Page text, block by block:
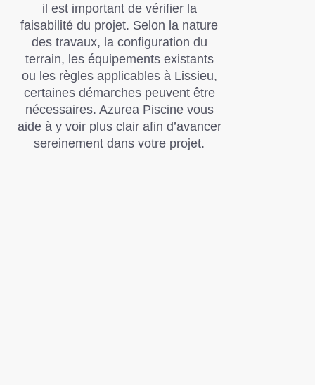
il est important de vérifier la
faisabilité du projet. Selon la nature
des travaux, la configuration du
terrain, les équipements existants
ou les règles applicables à Lissieu,
certaines démarches peuvent être
nécessaires. Azurea Piscine vous
aide à y voir plus clair afin d’avancer
sereinement dans votre projet.